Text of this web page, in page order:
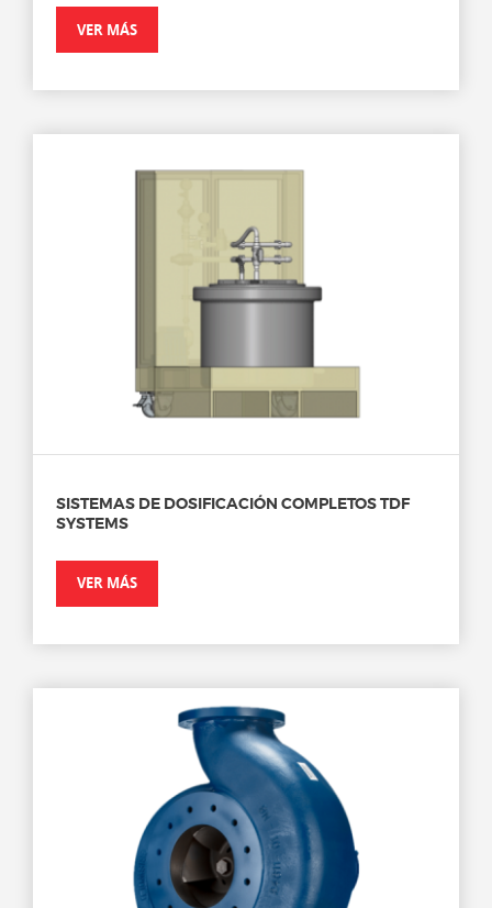
VER MÁS
SISTEMAS DE DOSIFICACIÓN COMPLETOS TDF
SYSTEMS
VER MÁS